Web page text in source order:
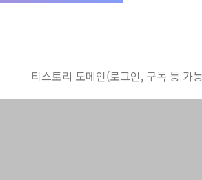
티스토리 도메인(로그인, 구독 등 가